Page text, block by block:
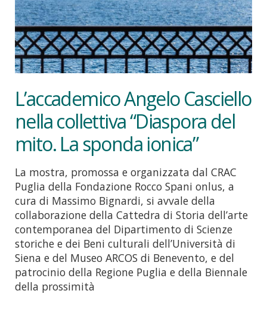
L’accademico Angelo Casciello
nella collettiva “Diaspora del
mito. La sponda ionica”
La mostra, promossa e organizzata dal CRAC
Puglia della Fondazione Rocco Spani onlus, a
cura di Massimo Bignardi, si avvale della
collaborazione della Cattedra di Storia dell’arte
contemporanea del Dipartimento di Scienze
storiche e dei Beni culturali dell’Università di
Siena e del Museo ARCOS di Benevento, e del
patrocinio della Regione Puglia e della Biennale
della prossimità